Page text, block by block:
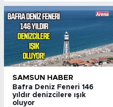
SAMSUN HABER
Bafra Deniz Feneri 146
yıldır denizcilere ışık
oluyor